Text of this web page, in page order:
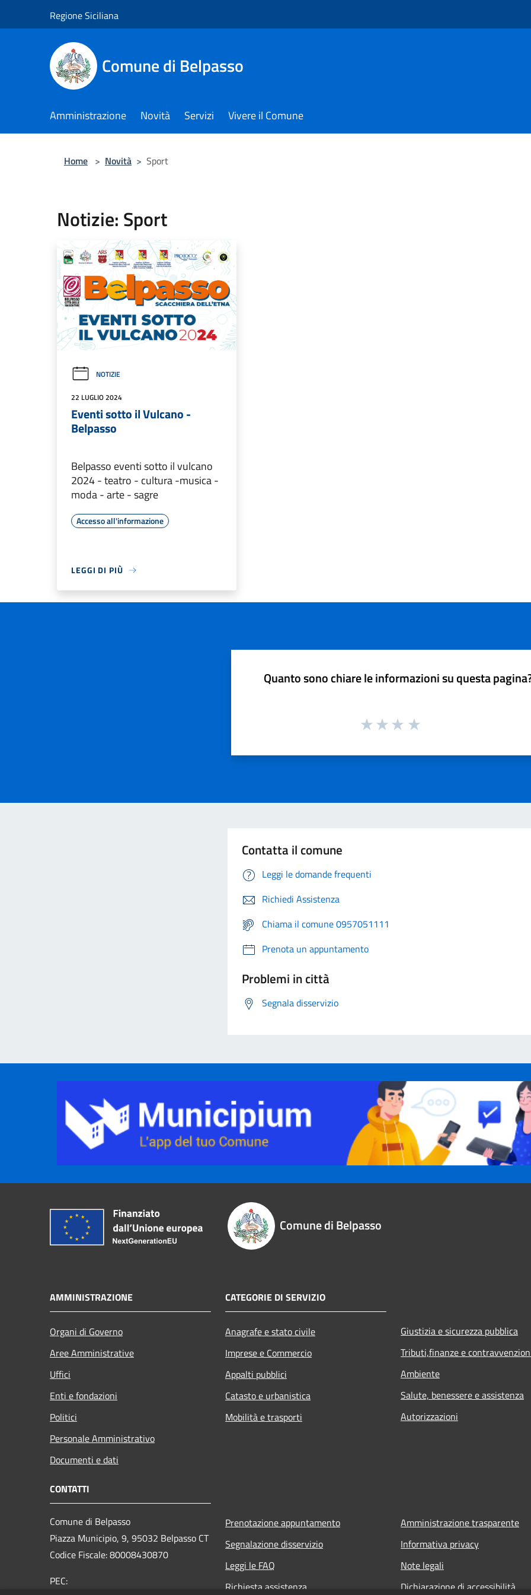
Regione Siciliana
Comune di Belpasso
Amministrazione Novità Servizi Vivere il Comune
Home > Novità > Sport
Notizie: Sport
NOTIZIE
22 LUGLIO 2024
Eventi sotto il Vulcano -
Belpasso
Belpasso eventi sotto il vulcano
2024 - teatro - cultura -musica -
moda - arte - sagre
Accesso all'informazione
LEGGI DI PIÙ
Quanto sono chiare le informazioni su questa
Contatta il comune
Leggi le domande frequenti
Richiedi Assistenza
Chiama il comune 0957051111
Prenota un appuntamento
Problemi in città
Segnala disservizio
Comune di Belpasso
AMMINISTRAZIONE
Organi di Governo
Aree Amministrative
Uffici
Enti e fondazioni
Politici
Personale Amministrativo
Documenti e dati
CATEGORIE DI SERVIZIO
Anagrafe e stato civile
Imprese e Commercio
Appalti pubblici
Catasto e urbanistica
Mobilità e trasporti
Giustizia e sicurezza pubblica
Tributi,finanze e
Ambiente
Salute, benessere e assistenza
Autorizzazioni
CONTATTI
Comune di Belpasso
Piazza Municipio, 9, 95032 Belpasso CT
Codice Fiscale: 80008430870
PEC:
Prenotazione appuntamento
Segnalazione disservizio
Leggi le FAQ
Richiesta assistenza
Amministrazione trasparente
Informativa privacy
Note legali
Dichiarazione di accessibilità